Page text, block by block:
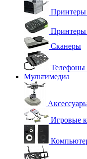
Принтеры
Сканеры
Телефоны
Мультимедиа
Игровые